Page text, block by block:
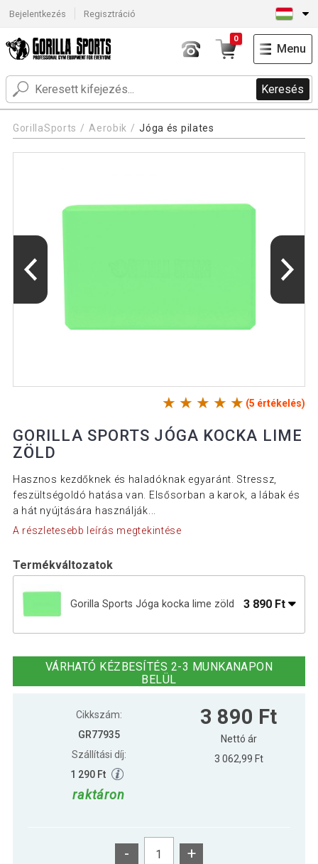
Bejelentkezés Regisztráció
Keresés
0
Menu
GorillaSports Aerobik Jóga és pilates
(5 értékelés)
GORILLA SPORTS JÓGA KOCKA LIME
ZÖLD
Hasznos kezdőknek és haladóknak egyaránt. Stressz,
feszültségoldó hatása van. Elsősorban a karok, a lábak és
a hát nyújtására használják...
A részletesebb leírás megtekintése
Termékváltozatok
Gorilla Sports Jóga kocka lime zöld 3 890 Ft
VÁRHATÓ KÉZBESÍTÉS 2-3 MUNKANAPON
BELÜL
Cikkszám:
GR77935
Szállítási díj:
1 290 Ft
raktáron
3 890 Ft
Nettó ár
3 062,99 Ft
- +